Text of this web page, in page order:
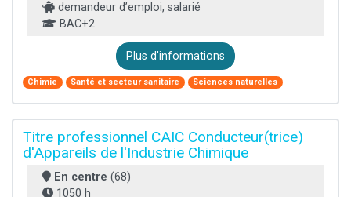
demandeur d’emploi, salarié
BAC+2
Plus d'informations
Chimie Santé et secteur sanitaire Sciences naturelles
Titre professionnel CAIC Conducteur(trice)
d'Appareils de l'Industrie Chimique
En centre (68)
1050 h